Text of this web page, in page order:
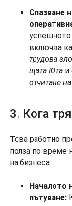
Спазване
успешното
включва
трудова
щата Юта и
отчитане
3. Кога
Това работно
полза по време
на бизнеса:
Началото
пътуване: